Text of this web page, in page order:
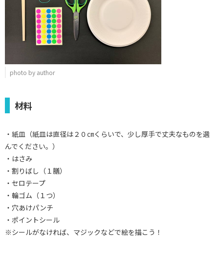
photo by author
材料
・紙皿（紙皿は直径は２０㎝くらいで、少し厚手で丈夫なものを選
んでください。）
・はさみ
・割りばし（１膳）
・セロテープ
・輪ゴム（１つ）
・穴あけパンチ
・ポイントシール
※シールがなければ、マジックなどで絵を描こう！